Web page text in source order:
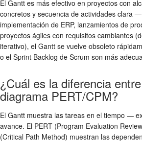
El Gantt es más efectivo en proyectos con
concretos y secuencia de actividades clara
implementación de ERP, lanzamientos de
proyectos ágiles con requisitos cambiantes
iterativo), el Gantt se vuelve obsoleto
o el Sprint Backlog de Scrum son más
¿Cuál es la diferencia
diagrama PERT/CPM?
El Gantt muestra las tareas en el tiempo —
avance. El PERT (Program Evaluation
(Critical Path Method) muestran las